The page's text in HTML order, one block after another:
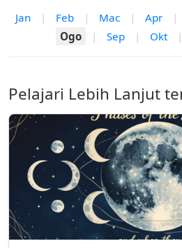
Jan | Feb | Mac | Apr |
Ogo
| Sep | Okt |
Pelajari Lebih Lanjut